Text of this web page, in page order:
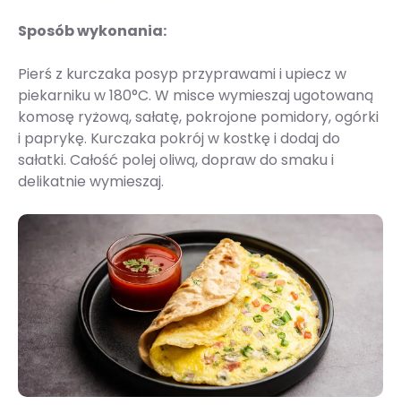
Sposób wykonania:
Pierś z kurczaka posyp przyprawami i upiecz w
piekarniku w 180°C. W misce wymieszaj ugotowaną
komosę ryżową, sałatę, pokrojone pomidory, ogórki
i paprykę. Kurczaka pokrój w kostkę i dodaj do
sałatki. Całość polej oliwą, dopraw do smaku i
delikatnie wymieszaj.